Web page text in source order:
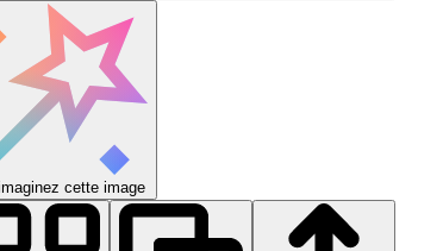
cette image